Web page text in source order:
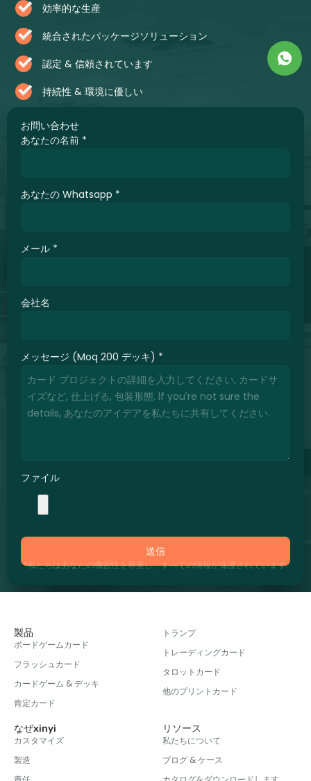
お問い合わせ
あなたの名前 *
あなたの Whatsapp *
メール *
会社名
メッセージ (Moq 200 デッキ) *
ファイル
送信
*私たちはあなたの機密性を尊重し、すべての情報が保護されています.
効率的な生産
統合されたパッケージソリューション
認定 & 信頼されています
持続性 & 環境に優しい
製品
ボードゲームカード
フラッシュカード
カードゲーム & デッキ
肯定カード
トランプ
トレーディングカード
タロットカード
他のプリントカード
なぜxinyi
カスタマイズ
製造
リソース
私たちについて
ブログ & ケース